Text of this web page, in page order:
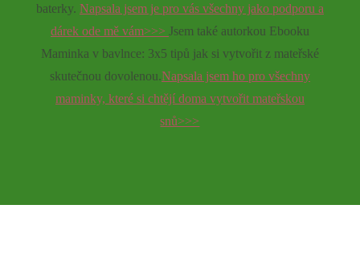
baterky. Napsala jsem je pro vás všechny jako podporu a
dárek ode mě vám>>> Jsem také autorkou Ebooku
Maminka v bavlnce: 3x5 tipů jak si vytvořit z mateřské
skutečnou dovolenou.Napsala jsem ho pro všechny
maminky, které si chtějí doma vytvořit mateřskou
snů>>>